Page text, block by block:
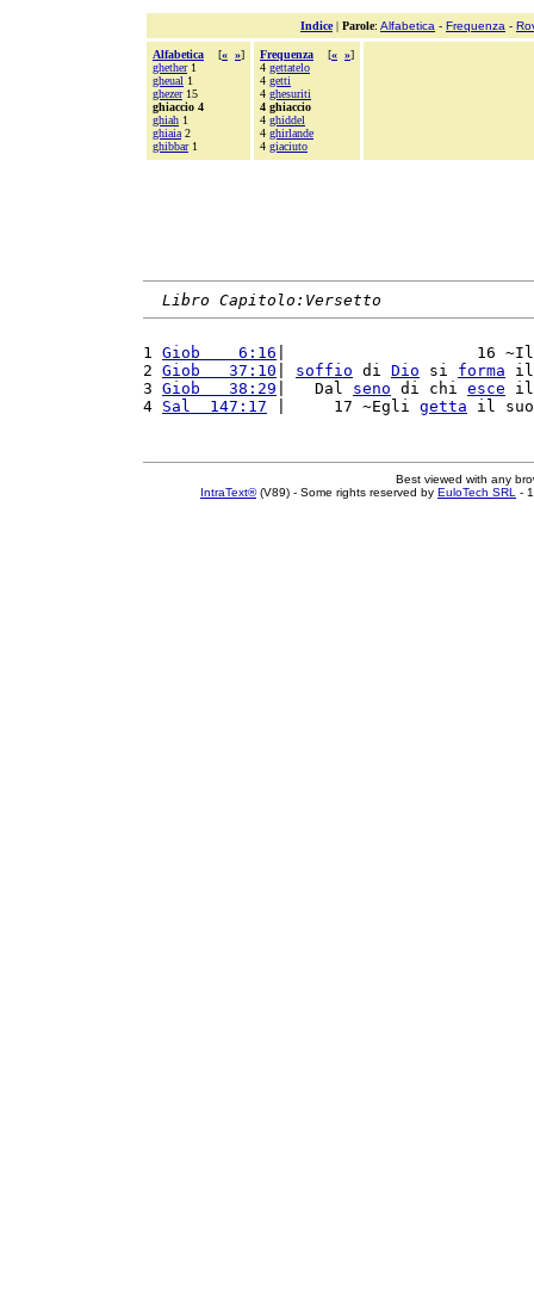
Indice| Parole: Alfabetica - Frequenza -
Alfabetica [« »]
ghether1
gheual 1
ghezer15
ghiaccio 4
ghiah 1
ghiaia 2
ghibbar1
Frequenza [« »]
4 gettatelo
4 getti
4 ghesuriti
4 ghiaccio
4 ghiddel
4 ghirlande
4 giaciuto
Libro Capitolo:Versetto
1 Giob    6:16 |                    16
2 Giob   37:10 soffio di Dio si forma
3 Giob   38:29 |   Dal seno di chi esce
4 Sal  147:17 |     17 ~Egli getta il
Best viewed with any
IntraText®(V89) - Some rights reserved by EuloTech SRL -